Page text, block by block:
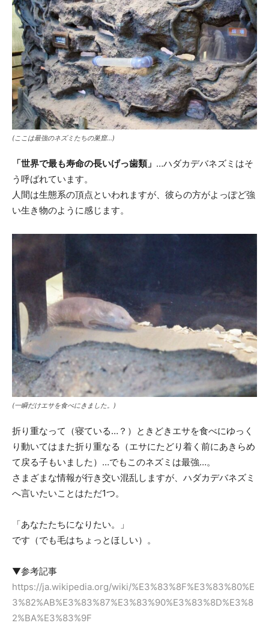
(ここは最強のネズミたちの巣窟…)
「世界で最も寿命の長いげっ歯類」 …ハダカデバネズミはそ
う呼ばれています。
人間は生態系の頂点といわれますが、彼らの方がよっぽど強
い生き物のように感じます。
(一瞬だけエサを食べにきました。)
折り重なって（寝ている…？）ときどきエサを食べにゆっく
り動いてはまた折り重なる（エサにたどり着く前にあきらめ
て戻る子もいました）…でもこのネズミは最強…。
さまざまな情報が行き交い混乱しますが、ハダカデバネズミ
へ言いたいことはただ1つ。
「あなたたちになりたい。」
です（でも毛はちょっとほしい）。
▼参考記事
https://ja.wikipedia.org/wiki/%E3%83%8F%E3%83%80%E
3%82%AB%E3%83%87%E3%83%90%E3%83%8D%E3%8
2%BA%E3%83%9F